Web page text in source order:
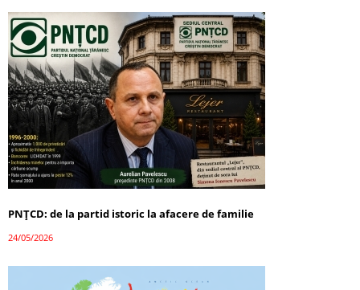
PNȚCD: de la partid istoric la afacere de familie
24/05/2026